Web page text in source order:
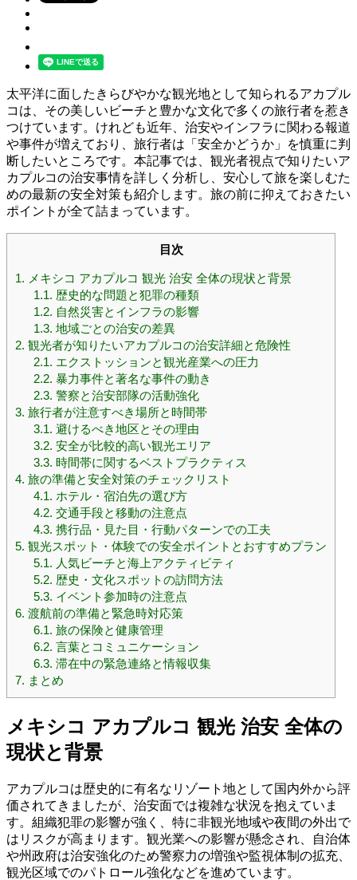
太平洋に面したきらびやかな観光地として知られるアカプル
コは、その美しいビーチと豊かな文化で多くの旅行者を惹き
つけています。けれども近年、治安やインフラに関わる報道
や事件が増えており、旅行者は「安全かどうか」を慎重に判
断したいところです。本記事では、観光者視点で知りたいア
カプルコの治安事情を詳しく分析し、安心して旅を楽しむた
めの最新の安全対策も紹介します。旅の前に抑えておきたい
ポイントが全て詰まっています。
目次
1. メキシコ アカプルコ 観光 治安 全体の現状と背景
1.1. 歴史的な問題と犯罪の種類
1.2. 自然災害とインフラの影響
1.3. 地域ごとの治安の差異
2. 観光者が知りたいアカプルコの治安詳細と危険性
2.1. エクストッションと観光産業への圧力
2.2. 暴力事件と著名な事件の動き
2.3. 警察と治安部隊の活動強化
3. 旅行者が注意すべき場所と時間帯
3.1. 避けるべき地区とその理由
3.2. 安全が比較的高い観光エリア
3.3. 時間帯に関するベストプラクティス
4. 旅の準備と安全対策のチェックリスト
4.1. ホテル・宿泊先の選び方
4.2. 交通手段と移動の注意点
4.3. 携行品・見た目・行動パターンでの工夫
5. 観光スポット・体験での安全ポイントとおすすめプラン
5.1. 人気ビーチと海上アクティビティ
5.2. 歴史・文化スポットの訪問方法
5.3. イベント参加時の注意点
6. 渡航前の準備と緊急時対応策
6.1. 旅の保険と健康管理
6.2. 言葉とコミュニケーション
6.3. 滞在中の緊急連絡と情報収集
7. まとめ
メキシコ アカプルコ 観光 治安 全体の
現状と背景
アカプルコは歴史的に有名なリゾート地として国内外から評
価されてきましたが、治安面では複雑な状況を抱えていま
す。組織犯罪の影響が強く、特に非観光地域や夜間の外出で
はリスクが高まります。観光業への影響が懸念され、自治体
や州政府は治安強化のため警察力の増強や監視体制の拡充、
観光区域でのパトロール強化などを進めています。